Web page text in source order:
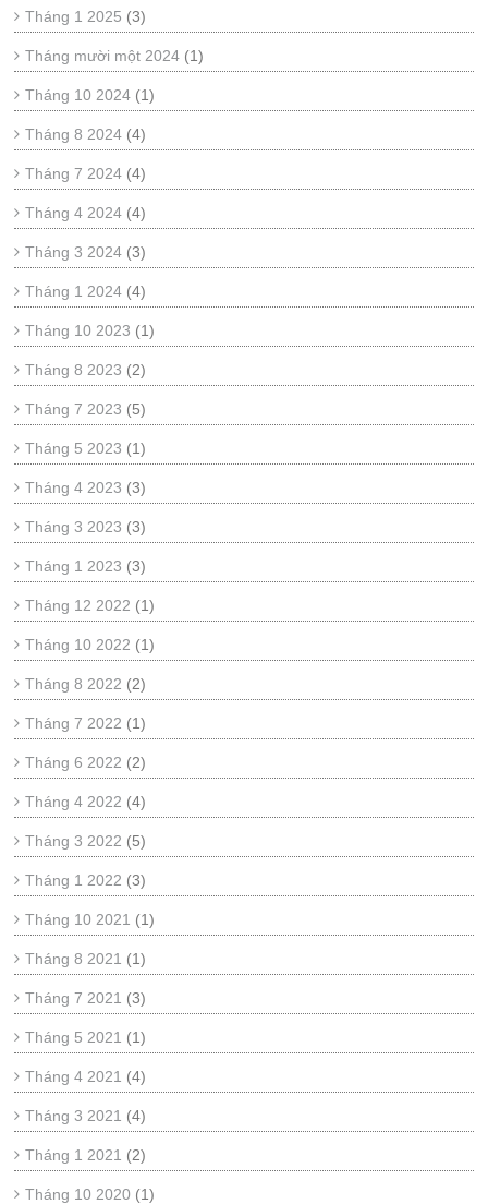
Tháng 1 2025 (3)
Tháng mười một 2024 (1)
Tháng 10 2024 (1)
Tháng 8 2024 (4)
Tháng 7 2024 (4)
Tháng 4 2024 (4)
Tháng 3 2024 (3)
Tháng 1 2024 (4)
Tháng 10 2023 (1)
Tháng 8 2023 (2)
Tháng 7 2023 (5)
Tháng 5 2023 (1)
Tháng 4 2023 (3)
Tháng 3 2023 (3)
Tháng 1 2023 (3)
Tháng 12 2022 (1)
Tháng 10 2022 (1)
Tháng 8 2022 (2)
Tháng 7 2022 (1)
Tháng 6 2022 (2)
Tháng 4 2022 (4)
Tháng 3 2022 (5)
Tháng 1 2022 (3)
Tháng 10 2021 (1)
Tháng 8 2021 (1)
Tháng 7 2021 (3)
Tháng 5 2021 (1)
Tháng 4 2021 (4)
Tháng 3 2021 (4)
Tháng 1 2021 (2)
Tháng 10 2020 (1)